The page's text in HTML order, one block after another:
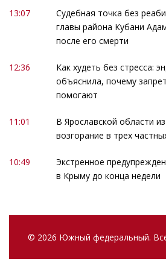
13:07
Судебная точка без
главы района Кубани
после его смерти
12:36
Как худеть без стресса:
объяснила, почему
помогают
11:01
В Ярославской области
возгорание в трех
10:49
Экстренное
в Крыму до конца недели
© 2026 Южный федеральный.